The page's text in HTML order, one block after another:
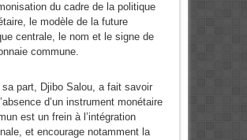
du cadre de la politique
le modèle de la future
centrale, le nom et le signe de
commune.
sa part, Djibo Salou, a fait savoir
d’un instrument monétaire
est un frein à l’intégration
et encourage notamment la